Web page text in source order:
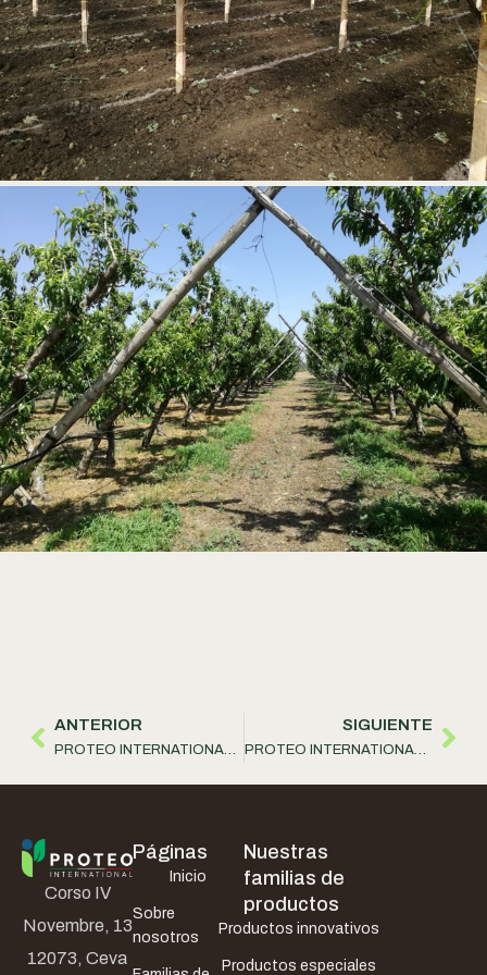
ANTERIOR
PROTEO INTERNATIONAL S.r.l. ha cooperado con la Universidad de Turín
SIGUIENTE
PROTEO INTERNATIONAL S.r.l. ha renovado un producto que afecta el enraizamiento, la longitud de los entrenudos y la floración
Corso IV
Novembre, 13
12073, Ceva
Páginas
Inicio
Sobre
nosotros
Nuestras
familias de
productos
Productos innovativos
Productos especiales